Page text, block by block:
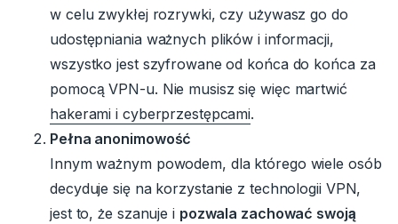
w celu zwykłej rozrywki, czy używasz go do
udostępniania ważnych plików i informacji,
wszystko jest szyfrowane od końca do końca za
pomocą VPN-u. Nie musisz się więc martwić
hakerami i cyberprzestępcami.
Pełna anonimowość
Innym ważnym powodem, dla którego wiele osób
decyduje się na korzystanie z technologii VPN,
jest to, że szanuje i pozwala zachować swoją